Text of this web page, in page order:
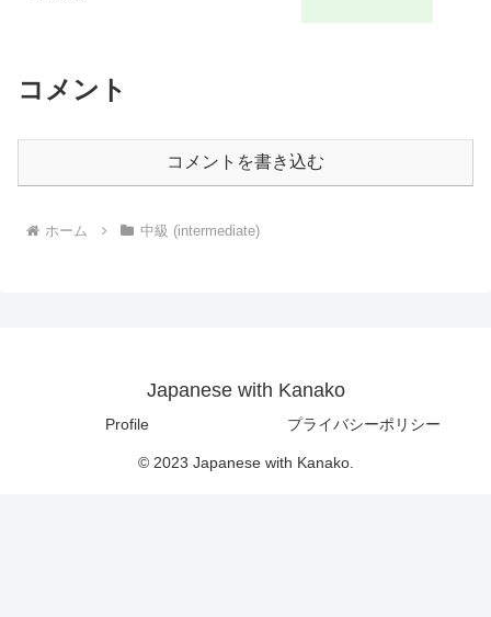
コメント
コメントを書き込む
ホーム 中級 (intermediate)
Japanese with Kanako
Profile プライバシーポリシー
© 2023 Japanese with Kanako.